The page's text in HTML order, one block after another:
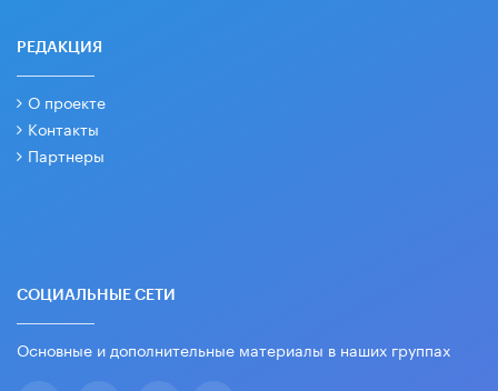
РЕДАКЦИЯ
О проекте
Контакты
Партнеры
СОЦИАЛЬНЫЕ СЕТИ
Основные и дополнительные материалы в наших группах